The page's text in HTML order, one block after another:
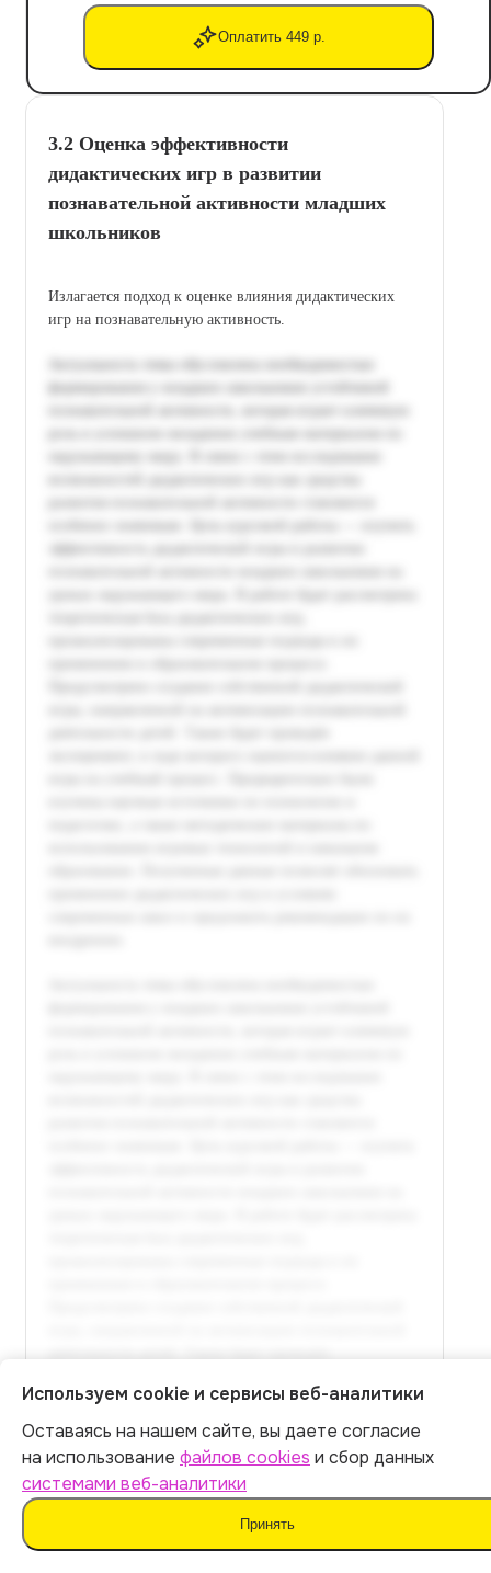
Оплатить 449 р.
3.2 Оценка эффективности
дидактических игр в развитии
познавательной активности младших
школьников
Излагается подход к оценке влияния дидактических
игр на познавательную активность.
Полный текст доступен
в расширенной версии
Оплатить 449 р.
Итог:449р.
Оплатить
Используем cookie и сервисы веб-аналитики
Оставаясь на нашем сайте, вы даете согласие
на использование файлов cookies и сбор данных
системами веб-аналитики
Принять